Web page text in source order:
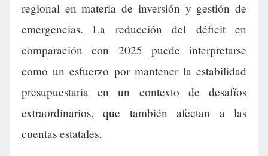
regional en materia de inversión y gestión de
emergencias. La reducción del déficit en
comparación con 2025 puede interpretarse
como un esfuerzo por mantener la estabilidad
presupuestaria en un contexto de desafíos
extraordinarios, que también afectan a las
cuentas estatales.